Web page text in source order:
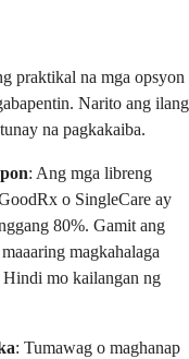
praktikal na mga opsyon
Narito ang ilang
na pagkakaiba.
: Ang mga libreng
o SingleCare ay
80%. Gamit ang
magkahalaga
mo kailangan ng
: Tumawag o maghanap